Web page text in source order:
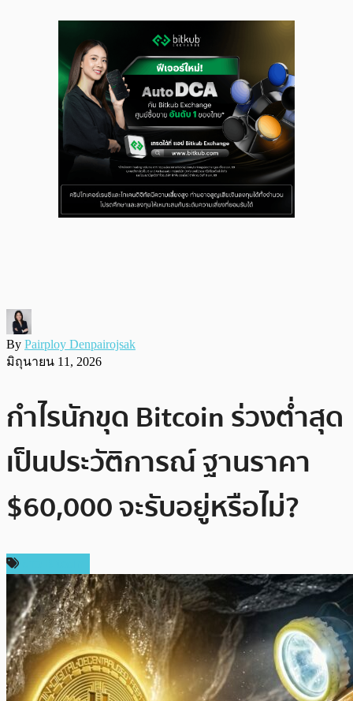
By Pairploy Denpairojsak
มิถุนายน 11, 2026
กำไรนักขุด Bitcoin ร่วงต่ำสุด
เป็นประวัติการณ์ ฐานราคา
$60,000 จะรับอยู่หรือไม่?